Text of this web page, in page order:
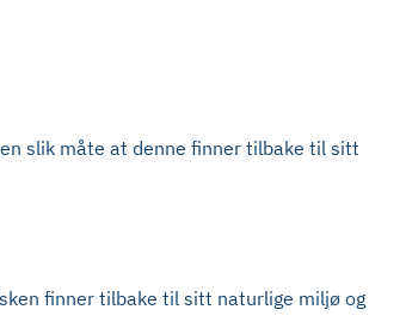
slik måte at denne finner tilbake til sitt
finner tilbake til sitt naturlige miljø og